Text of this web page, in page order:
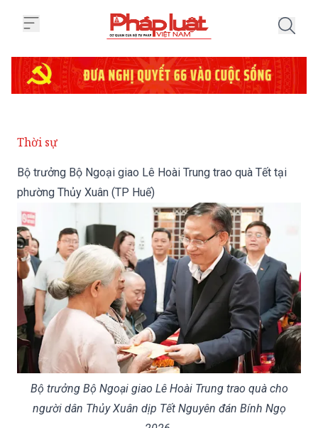
Bộ trưởng Bộ Ngoại giao Lê Hoài Trung trao quà Tết tại
Bộ trưởng Bộ Ngoại giao Lê Hoài Trung trao quà cho
người dân Thủy Xuân dịp Tết Nguyên đán Bính Ngọ
2026.
Sáng 11/2, ông Lê Hoài Trung – Ủy viên Bộ Chính trị, Bộ